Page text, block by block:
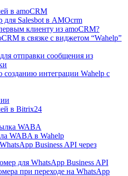
в amoCRM
для Salesbot в AMOcrm
клиенту из amoCRM?
в связке с виджетом “Wahelp”
отправки сообщения из
созданию интеграции Wahelp c
в Bitrix24
WABA
WABA в Wahelp
Business API через
для WhatsApp Business API
при переходе на WhatsApp